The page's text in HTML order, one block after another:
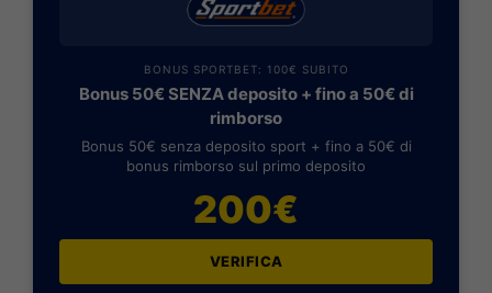
BONUS SPORTBET: 100€ SUBITO
Bonus 50€ SENZA deposito + fino a 50€ di
rimborso
Bonus 50€ senza deposito sport + fino a 50€ di
bonus rimborso sul primo deposito
200€
VERIFICA